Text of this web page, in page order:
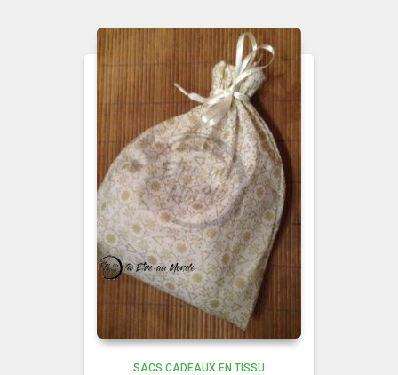
SACS CADEAUX EN TISSU